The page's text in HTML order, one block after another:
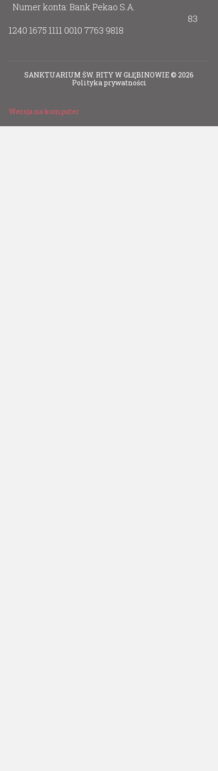
Numer konta: Bank Pekao S.A.
83
1240 1675 1111 0010 7763 9818
SANKTUARIUM ŚW. RITY W GŁĘBINOWIE© 2026
Polityka prywatności
Wersja na komputer